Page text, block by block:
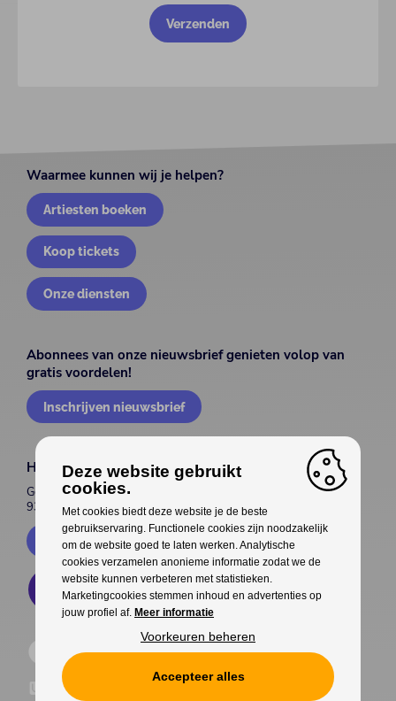
Waarmee kunnen wij je helpen?
Artiesten boeken
Koop tickets
Onze diensten
Abonnees van onze nieuwsbrief genieten volop van
gratis voordelen!
Inschrijven nieuwsbrief
House of Entertainment
Gentsesteenweg 514
9300 Aalst
Contacteer ons
Deze website gebruikt
cookies.
Met cookies biedt deze website je de beste
gebruikservaring. Functionele cookies zijn noodzakelijk
om de website goed te laten werken. Analytische
cookies verzamelen anonieme informatie zodat we de
website kunnen verbeteren met statistieken.
Marketingcookies stemmen inhoud en advertenties op
jouw profiel af. Meer informatie
Voorkeuren beheren
Accepteer alles